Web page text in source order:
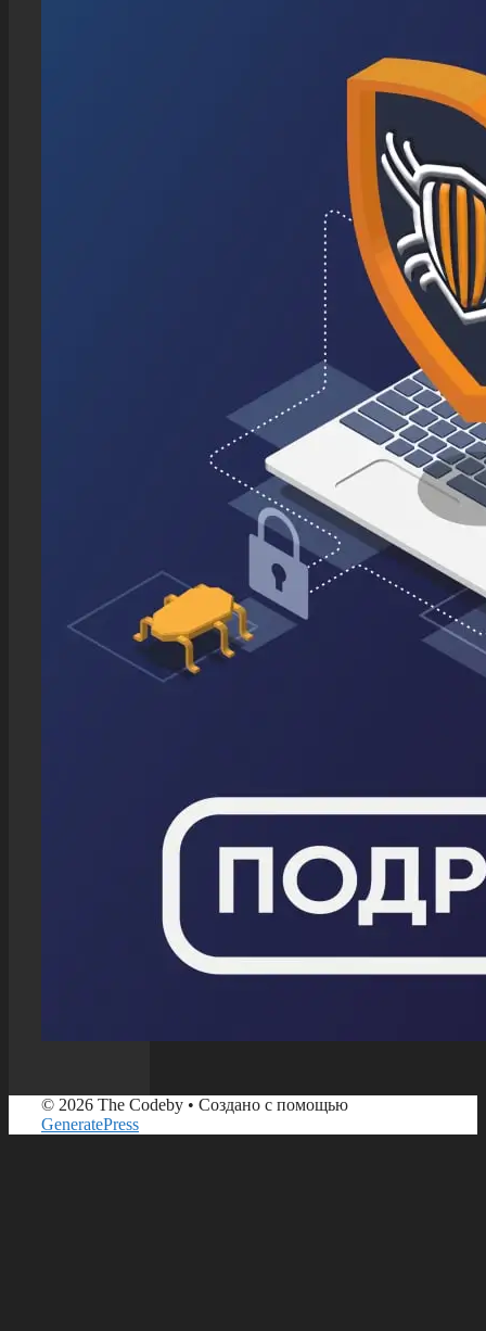
© 2026 The Codeby • Создано с помощью
GeneratePress